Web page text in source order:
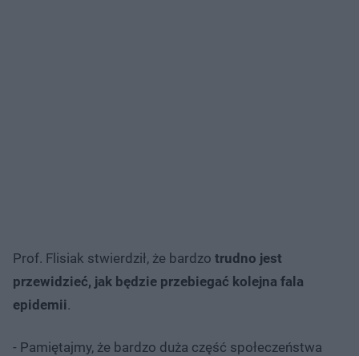
Prof. Flisiak stwierdził, że bardzo trudno jest
przewidzieć, jak będzie przebiegać kolejna fala
epidemii.
- Pamiętajmy, że bardzo duża część społeczeństwa